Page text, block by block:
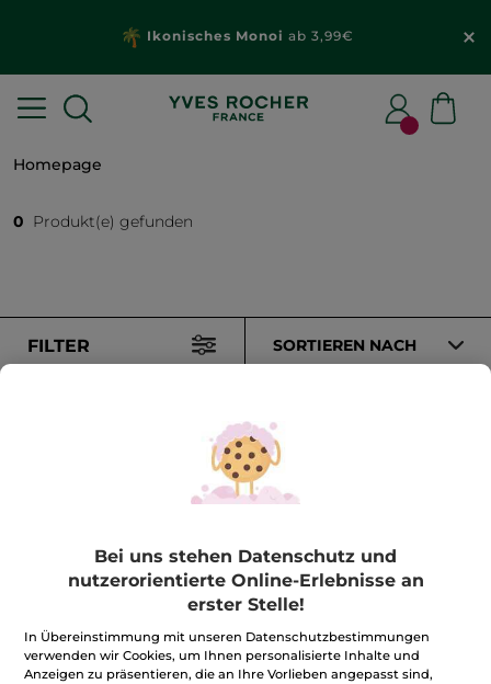
Ikonisches Monoi ab 3,99€
Homepage
0 Produkt(e) gefunden
FILTER SORTIEREN NACH
sindpflanzlich
unsere Felder
biologisch
Bei uns stehen Datenschutz und
nutzerorientierte Online-Erlebnisse an
erster Stelle!
In Übereinstimmung mit unseren Datenschutzbestimmungen
verwenden wir Cookies, um Ihnen personalisierte Inhalte und
Anzeigen zu präsentieren, die an Ihre Vorlieben angepasst sind,